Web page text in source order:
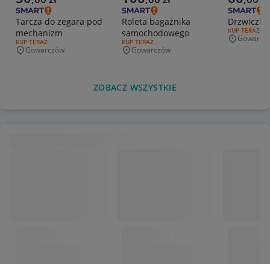
Tarcza do zegara pod
mechanizm
RODZAJ OFERTY:
KUP TERAZ
Miejscowość
Gowarczów
Roleta bagażnika
samochodowego
RODZAJ OFERTY:
KUP TERAZ
Miejscowość
Gowarczów
Drzwiczki
RODZAJ
KUP TERAZ
ZOBACZ WSZYSTKIE